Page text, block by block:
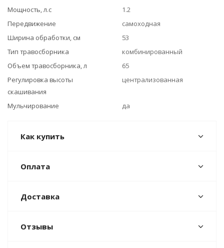
Мощность, л.с
1.2
Передвижение
самоходная
Ширина обработки, см
53
Тип травосборника
комбинированный
Объем травосборника, л
65
Регулировка высоты
скашивания
централизованная
Мульчирование да
Как купить
Оплата
Доставка
Отзывы